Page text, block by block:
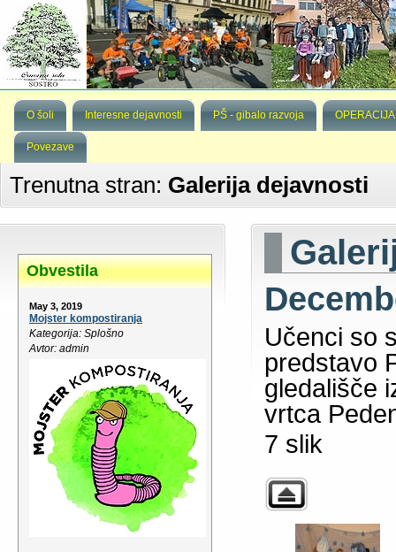
O šoli Interesne dejavnosti PŠ - gibalo razvoja
Povezave
Trenutna stran: Galerija dejavnosti
Obvestila
May 3, 2019
Mojster kompostiranja
Kategorija: Splošno
Avtor: admin
Učenci so
predstavo
gledališče
vrtca
7 slik